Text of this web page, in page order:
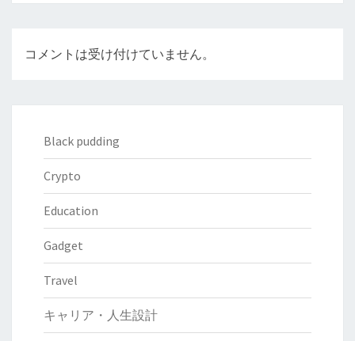
コメントは受け付けていません。
Black pudding
Crypto
Education
Gadget
Travel
キャリア・人生設計